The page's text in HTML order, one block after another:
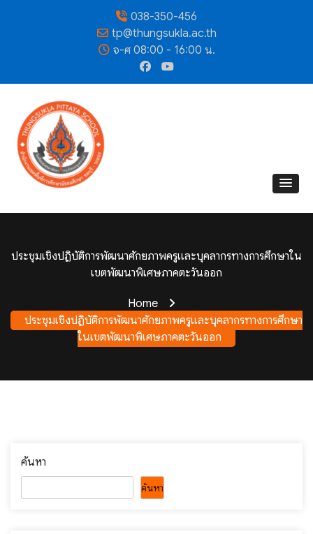
038-350-456
tp@thungsukla.ac.th
จ-ศ 08:00 - 16:00 น.
ประชุมเชิงปฏิบัติการพัฒนาศักยภาพครูและบุคลากรทางการศึกษาใน
เขตพัฒนาพิเศษภาคตะวันออก
Home
ประชุมเชิงปฏิบัติการพัฒนาศักยภาพครูและบุคลากรทางการศึกษา
ในเขตพัฒนาพิเศษภาคตะวันออก
ค้นหา
ค้นหา